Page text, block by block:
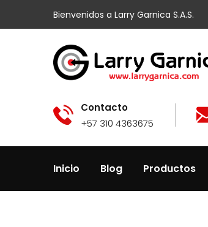
Bienvenidos a Larry Garnica S.A.S.
Contacto
+57 310 4363675
Inicio Blog Productos